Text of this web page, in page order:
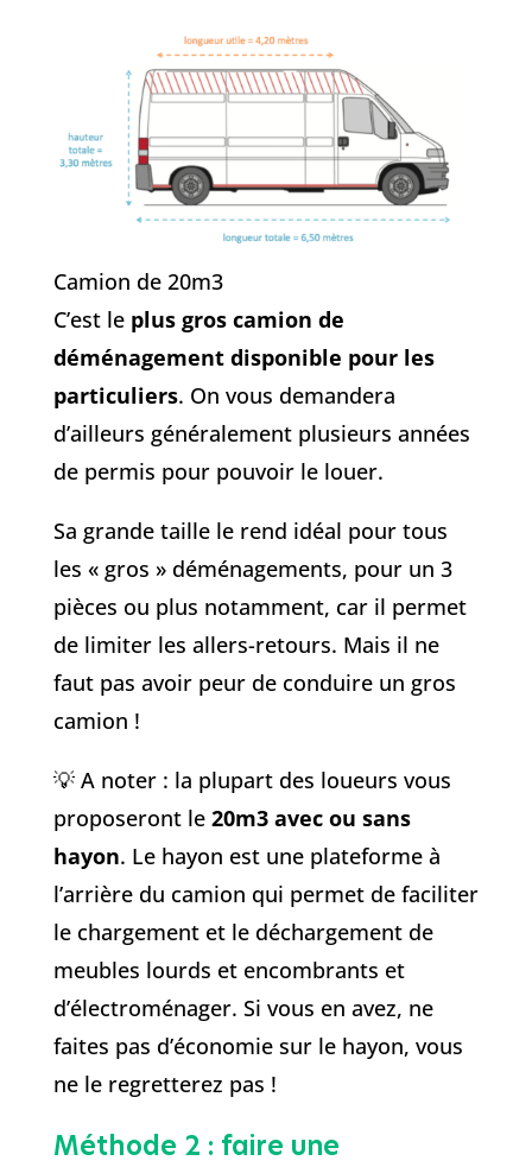
Camion de 20m3
C’est le plus gros camion de
déménagement disponible pour les
particuliers. On vous demandera
d’ailleurs généralement plusieurs années
de permis pour pouvoir le louer.
Sa grande taille le rend idéal pour tous
les « gros » déménagements, pour un 3
pièces ou plus notamment, car il permet
de limiter les allers-retours. Mais il ne
faut pas avoir peur de conduire un gros
camion !
💡 A noter : la plupart des loueurs vous
proposeront le 20m3 avec ou sans
hayon. Le hayon est une plateforme à
l’arrière du camion qui permet de faciliter
le chargement et le déchargement de
meubles lourds et encombrants et
d’électroménager. Si vous en avez, ne
faites pas d’économie sur le hayon, vous
ne le regretterez pas !
Méthode 2 : faire une